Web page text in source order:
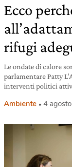
Ecco
rifugi
Le ondate di calore
parlamentare Patty
interventi politici
Ambiente 4